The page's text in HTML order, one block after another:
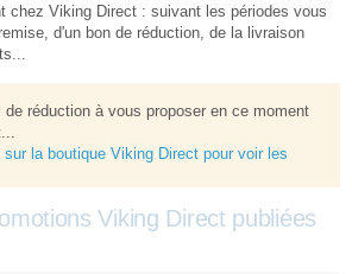
chez Viking Direct : suivant les périodes vous
d'un bon de réduction, de la livraison
de réduction à vous proposer en ce moment
la boutique Viking Direct pour voir les
Viking Direct publiées